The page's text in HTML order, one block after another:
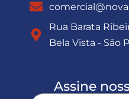
Rua Barata
Bela Vista - São
Assine